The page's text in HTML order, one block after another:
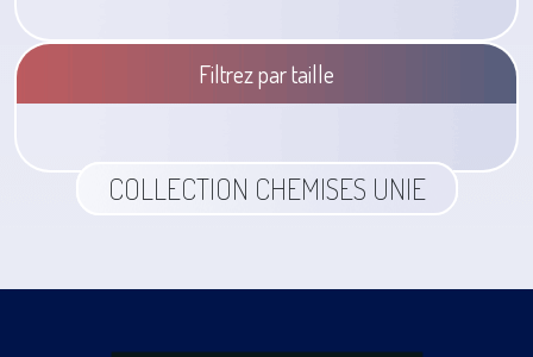
Filtrez par taille
COLLECTION CHEMISES UNIE